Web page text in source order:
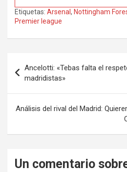
Etiquetas: Arsenal, Nottingham
Premier league
de
entradas
Ancelotti: «Tebas falta el
madridistas»
Análisis del rival del Madrid:
Un comentario